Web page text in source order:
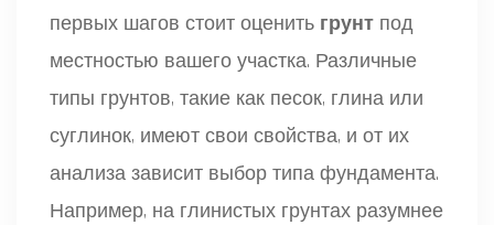
первых шагов стоит оценить грунт под
местностью вашего участка. Различные
типы грунтов, такие как песок, глина или
суглинок, имеют свои свойства, и от их
анализа зависит выбор типа фундамента.
Например, на глинистых грунтах разумнее